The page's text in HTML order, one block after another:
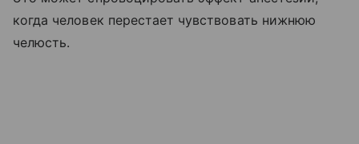
когда человек перестает чувствовать нижнюю
челюсть.